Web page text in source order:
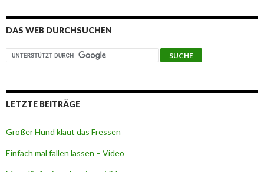
DAS WEB DURCHSUCHEN
LETZTE BEITRÄGE
Großer Hund klaut das Fressen
Einfach mal fallen lassen – Video